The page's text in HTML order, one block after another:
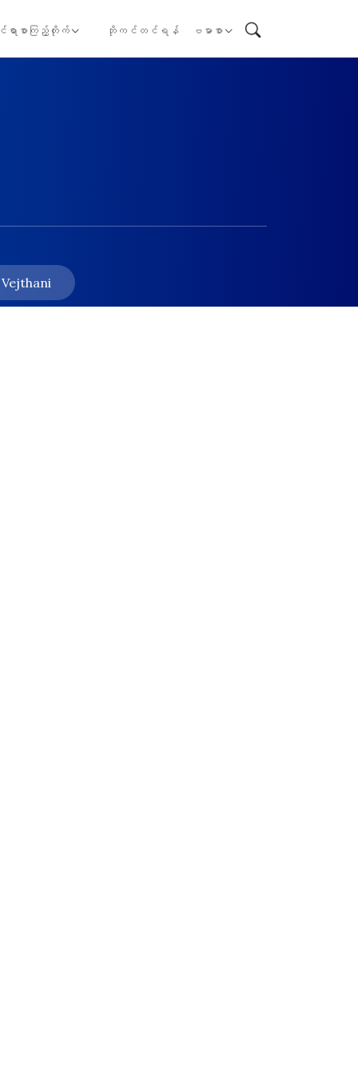
င်ရာစာကြည့်တိုက် ဘိုကင်တင်ရန် ဗမာစာ